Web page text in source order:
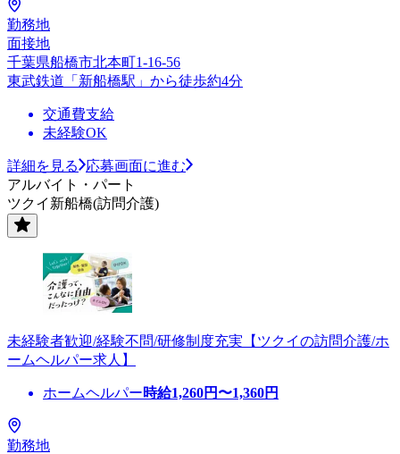
勤務地
面接地
千葉県船橋市北本町1-16-56
東武鉄道「新船橋駅」から徒歩約4分
交通費支給
未経験OK
詳細を見る
応募画面に進む
アルバイト・パート
ツクイ新船橋(訪問介護)
未経験者歓迎/経験不問/研修制度充実【ツクイの訪問介護/ホ
ームヘルパー求人】
ホームヘルパー時給1,260円〜1,360円
勤務地